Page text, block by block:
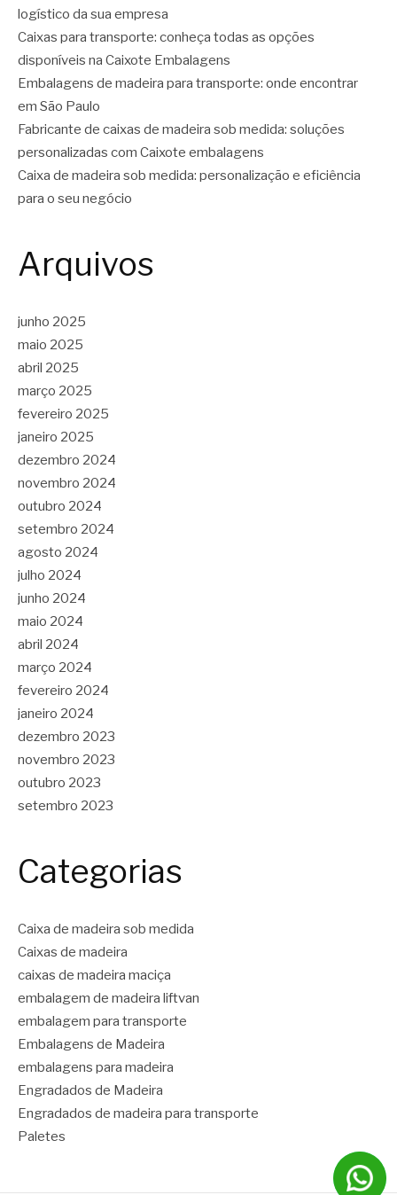
logístico da sua empresa
Caixas para transporte: conheça todas as opções
disponíveis na Caixote Embalagens
Embalagens de madeira para transporte: onde encontrar
em São Paulo
Fabricante de caixas de madeira sob medida: soluções
personalizadas com Caixote embalagens
Caixa de madeira sob medida: personalização e eficiência
para o seu negócio
Arquivos
junho 2025
maio 2025
abril 2025
março 2025
fevereiro 2025
janeiro 2025
dezembro 2024
novembro 2024
outubro 2024
setembro 2024
agosto 2024
julho 2024
junho 2024
maio 2024
abril 2024
março 2024
fevereiro 2024
janeiro 2024
dezembro 2023
novembro 2023
outubro 2023
setembro 2023
Categorias
Caixa de madeira sob medida
Caixas de madeira
caixas de madeira maciça
embalagem de madeira liftvan
embalagem para transporte
Embalagens de Madeira
embalagens para madeira
Engradados de Madeira
Engradados de madeira para transporte
Paletes